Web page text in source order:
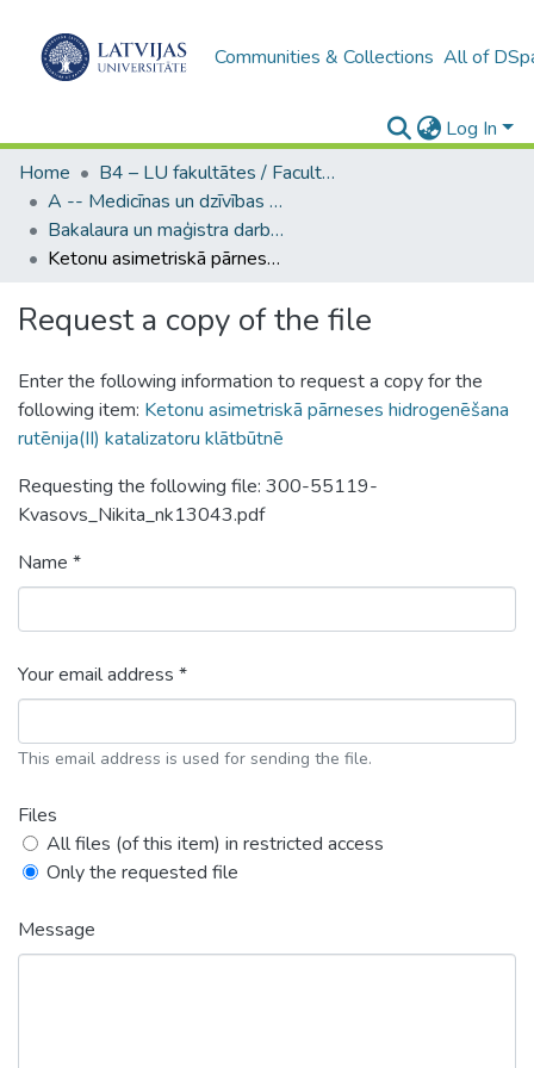
Communities & Collections All of
Log In
Home
B4 – LU fakultātes / Faculties of the UL
A -- Medicīnas un dzīvības zinātņu fakultāte / Faculty of Medicine and Life Sciences
Bakalaura un maģistra darbi (MDZF) / Bachelor's and Master's theses
Ketonu asimetriskā pārneses hidrogenēšana rutēnija(II) katalizatoru klātbūtnē
Request a copy of the file
Enter the following information to request a copy for the
following item: Ketonu asimetriskā pārneses hidrogenēšana
rutēnija(II) katalizatoru klātbūtnē
Requesting the following file: 300-55119-
Kvasovs_Nikita_nk13043.pdf
Name *
Your email address *
This email address is used for sending the file.
Files
All files (of this item) in restricted access
Only the requested file
Message